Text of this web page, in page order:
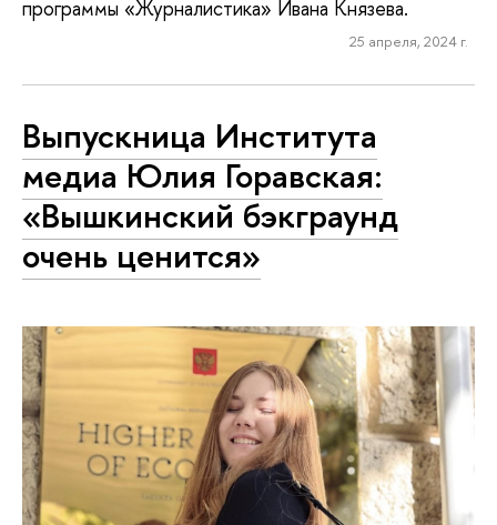
программы «Журналистика» Ивана Князева.
25 апреля, 2024 г.
Выпускница Института
медиа Юлия Горавская:
«Вышкинский бэкграунд
очень ценится»